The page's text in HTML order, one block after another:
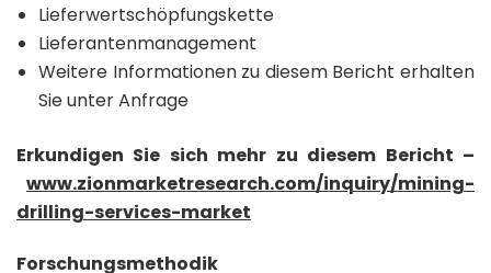
Lieferwertschöpfungskette
Lieferantenmanagement
Weitere Informationen zu diesem Bericht erhalten
Sie unter Anfrage
Erkundigen Sie sich mehr zu diesem Bericht –
www.zionmarketresearch.com/inquiry/mining-
drilling-services-market
Forschungsmethodik